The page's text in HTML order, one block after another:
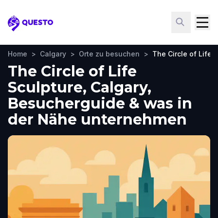
Questo
Home > Calgary > Orte zu besuchen > The Circle of Life
The Circle of Life
Sculpture, Calgary,
Besucherguide & was in
der Nähe unternehmen